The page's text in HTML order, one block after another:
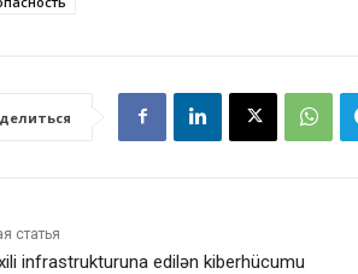
статья
infrastrukturuna edilən kiberhücumu